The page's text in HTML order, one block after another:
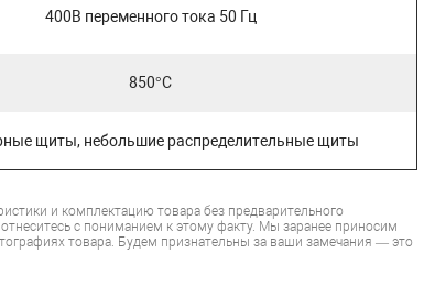
400В переменного тока 50 Гц
850°С
щиты, небольшие распределительные щиты
и комплектацию товара без предварительного
с пониманием к этому факту. Мы заранее приносим
товара. Будем признательны за ваши замечания — это